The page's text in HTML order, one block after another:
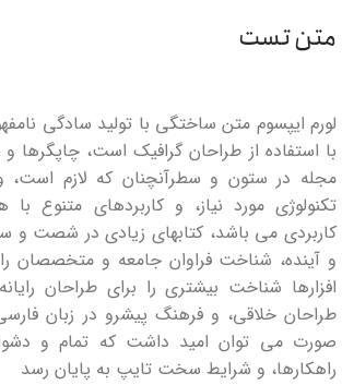
متن تست
لورم ایپسوم متن ساختگی با تولید سادگی
با استفاده از طراحان گرافیک است، چاپگرها و
مجله در ستون و سطرآنچنان که لازم است،
تکنولوژی مورد نیاز، و کاربردهای متنوع با
کاربردی می باشد، کتابهای زیادی در شصت
و آینده، شناخت فراوان جامعه و متخصصان
افزارها شناخت بیشتری را برای طراحان
طراحان خلاقی، و فرهنگ پیشرو در زبان
صورت می توان امید داشت که تمام و
راهکارها، و شرایط سخت تایپ به پایان رسد